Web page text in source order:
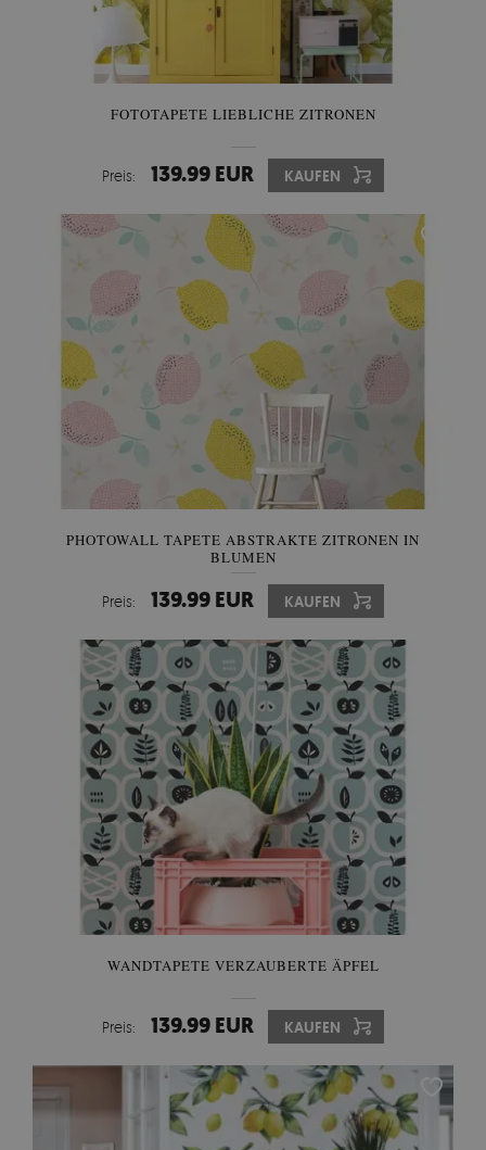
FOTOTAPETE LIEBLICHE ZITRONEN
Preis: 139.99 EUR KAUFEN
PHOTOWALL TAPETE ABSTRAKTE ZITRONEN IN
BLUMEN
Preis: 139.99 EUR KAUFEN
WANDTAPETE VERZAUBERTE ÄPFEL
Preis: 139.99 EUR KAUFEN